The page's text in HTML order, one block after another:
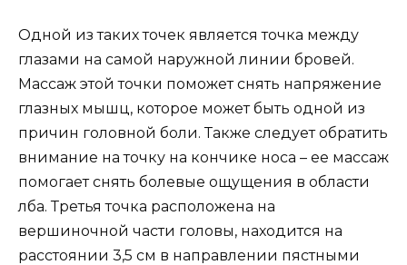
Одной из таких точек является точка между
глазами на самой наружной линии бровей.
Массаж этой точки поможет снять напряжение
глазных мышц, которое может быть одной из
причин головной боли. Также следует обратить
внимание на точку на кончике носа – ее массаж
помогает снять болевые ощущения в области
лба. Третья точка расположена на
вершиночной части головы, находится на
расстоянии 3,5 см в направлении пястными